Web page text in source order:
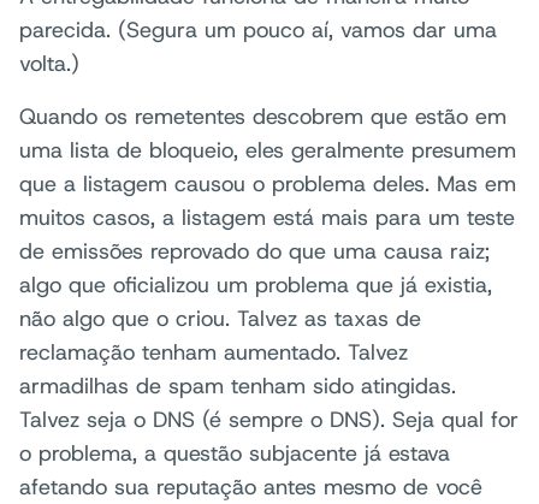
parecida. (Segura um pouco aí, vamos dar uma
volta.)
Quando os remetentes descobrem que estão em
uma lista de bloqueio, eles geralmente presumem
que a listagem causou o problema deles. Mas em
muitos casos, a listagem está mais para um teste
de emissões reprovado do que uma causa raiz;
algo que oficializou um problema que já existia,
não algo que o criou. Talvez as taxas de
reclamação tenham aumentado. Talvez
armadilhas de spam tenham sido atingidas.
Talvez seja o DNS (é sempre o DNS). Seja qual for
o problema, a questão subjacente já estava
afetando sua reputação antes mesmo de você